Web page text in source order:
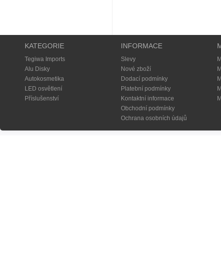
KATEGORIE
Tegiwa Imports
Alu Disky
Autokosmetika
LED osvětlení
Příslušenství
INFORMACE
Slevy
Nové zboží
Dodací podmínky
Platební podmínky
Kontaktní informace
Obchodní podmínky
Ochrana osobních údajů